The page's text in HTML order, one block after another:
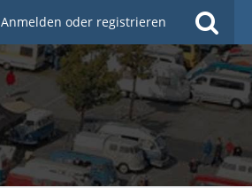
Anmelden oder registrieren